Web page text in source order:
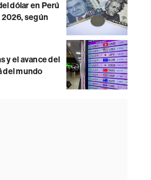
dólar en Perú
según
y el avance del
del mundo